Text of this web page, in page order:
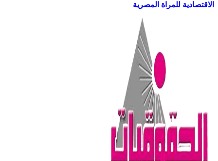
الاقتصادية للمراة المصرية